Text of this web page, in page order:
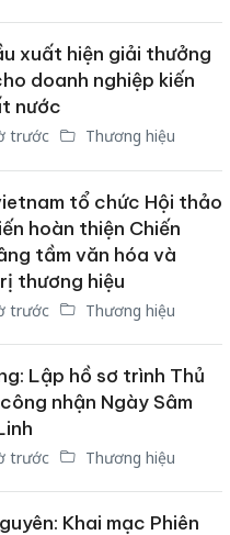
xuất hiện giải thưởng
doanh nghiệp kiến
nước
trước Thương hiệu
tổ chức Hội thảo
hoàn thiện Chiến
tầm văn hóa và
thương hiệu
trước Thương hiệu
Lập hồ sơ trình Thủ
nhận Ngày Sâm
trước Thương hiệu
Khai mạc Phiên